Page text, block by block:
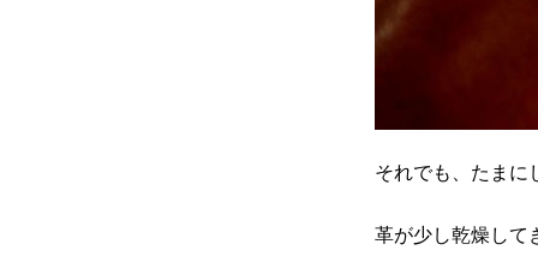
それでも、たまに
革が少し乾燥して